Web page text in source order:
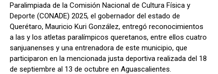
Paralimpiada de la Comisión Nacional de Cultura Física y
Deporte (CONADE) 2025, el gobernador del estado de
Querétaro, Mauricio Kuri González, entregó reconocimientos
a las y los atletas paralímpicos queretanos, entre ellos cuatro
sanjuanenses y una entrenadora de este municipio, que
participaron en la mencionada justa deportiva realizada del 18
de septiembre al 13 de octubre en Aguascalientes.